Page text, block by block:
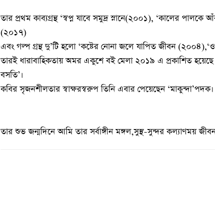
তার প্রথম কাব্যগ্রন্থ ‘স্বপ্ন যাবে সমুদ্র স্নানে(২০০১), ‘কালের
(২০১৭)
এবং গল্প গ্রন্থ দু’টি হলো ‘কষ্টের নোনা জলে যাপিত জীবন
তারই ধারাবাহিকতায় অমর একুশে বই মেলা ২০১৯ এ প্রকাশিত হয়েছে
বসতি’।
কবির সৃজনশীলতার স্বাক্ষরস্বরুপ তিনি এবার পেয়েছেন ‘মাকুন্দা’পদক।
তার শুভ জন্মদিনে আমি তার সর্বাঙ্গীন মঙ্গল,সুস্থ-সুন্দর কল্যাণময় জীবন